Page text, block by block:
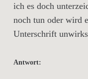
ich es doch
noch tun oder wird
Unterschrift
Antwort: